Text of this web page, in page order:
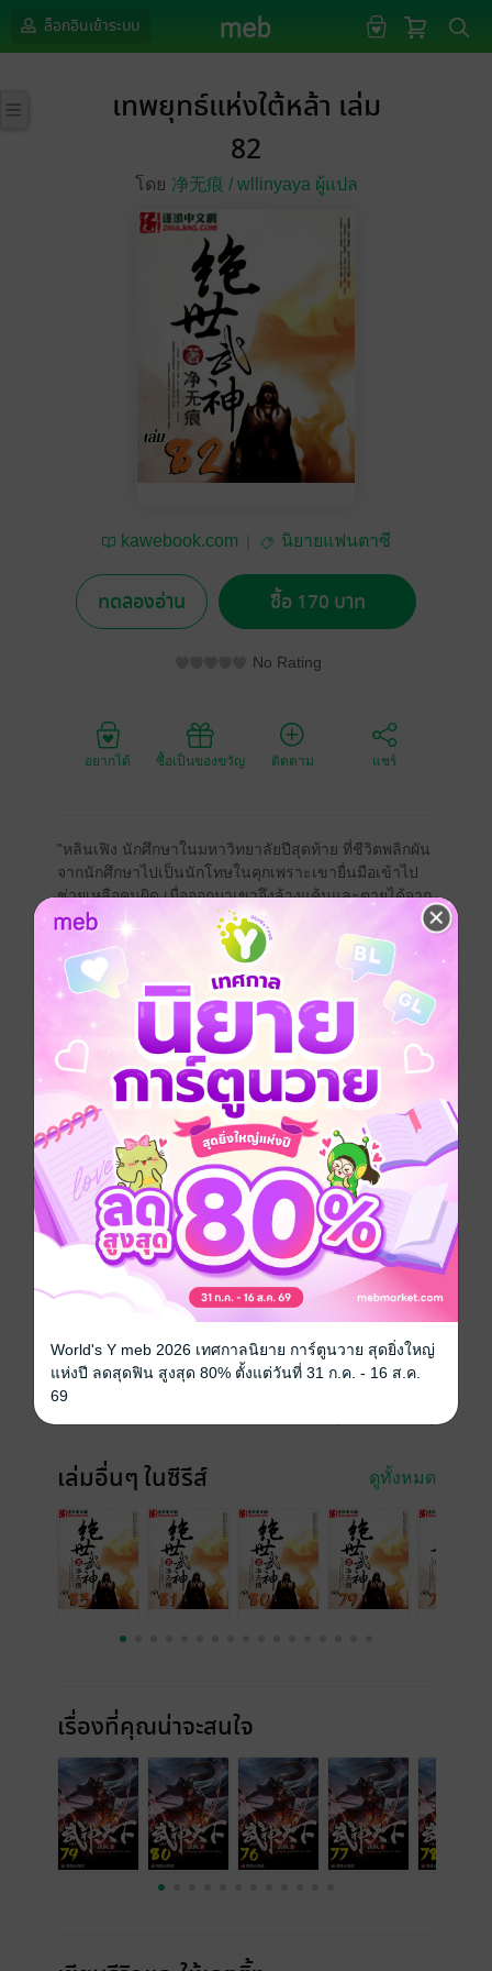
ล็อกอินเข้าระบบ
เทพยุทธ์แห่งใต้หล้า เล่ม
82
โดย 净无痕 /wllinyaya ผู้แปล
kawebook.com นิยายแฟนตาซี
ทดลองอ่าน ซื้อ 170 บาท
No Rating
อยากได้ ซื้อเป็นของขวัญ ติดตาม แชร์
"หลินเฟิง นักศึกษาในมหาวิทยาลัยปีสุดท้าย ที่ชีวิตพลิกผัน
จากนักศึกษาไปเป็นนักโทษในคุกเพราะเขายื่นมือเข้าไป
ช่วยเหลือคนผิด เมื่อออกมาเขาจึงล้างแค้นและตายได้จาก
โลกเดิมไป เขามาเกิดใหม่ในร่างของชายผู้อ่อนแอ ณ ทวีป
เก้าสวรรค์ ที่นี่ผู้มีทักษะยุทธ์จะถูกยกย่องให้ความเคารพ ผู้
อ่อนแอเป็นแค่คนธรรมดาที่ไม่มีค่าต้องถูกข่มเหงรังแก เมื่อ
ผู้แข็งแกร่งไม่พอใจ โลหิตจะไหลเป็นสายน้ำ
หลินเฟิงผู้แข็งแกร่งถือกำเนิดในโลกใบใหม่ ถือกำเนิดจาก
ฟ้า เขาได้รับการถ่ายทอดวิทยายุทธ์อันน่าทึ่ง จักระพลังขั้น
เก้า สามารถทลายสวรรค์ และอยู่เหนือฟ้าอย่างหยิ่งทะนง
เหล่าขุ่นหนึ่งกา ท่วงทำนองแห่งความรู้สึก โลกที่บ้าคลั่ง
วีรบุรุษถือดาบท่องไปในใต้หล้า จิตใจที่องอาจกล้าหาญ
เหยียบย้ำไปยังท้องฟ้าที่เปื้อนเลือด"
หนังสือแปล แฟนตาซี
ซีรีส์ เทพยุทธ์แห่งใต้หล้า
ประเภทไฟล์ pdf, epub(สารบัญ)
ความยาว 335 หน้า (≈ 58,589 คำ)
เล่มอื่นๆ ในซีรีส์ ดูทั้งหมด
เรื่องที่คุณน่าจะสนใจ
World's Y meb 2026 เทศกาลนิยาย การ์ตูนวาย สุดยิ่งใหญ่
แห่งปี ลดสุดฟิน สูงสุด 80% ตั้งแต่วันที่ 31 ก.ค. - 16 ส.ค.
69